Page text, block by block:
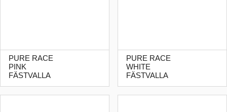
PURE RACE
PINK
FÄSTVALLA
PURE RACE
WHITE
FÄSTVALLA